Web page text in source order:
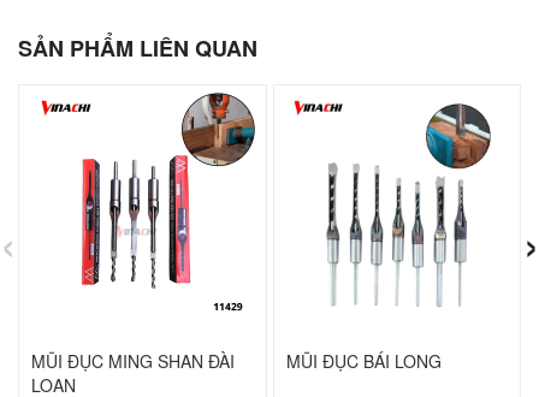
SẢN PHẨM LIÊN QUAN
MŨI ĐỤC MING SHAN ĐÀI
LOAN
MŨI ĐỤC BÁI LONG
‹ ›